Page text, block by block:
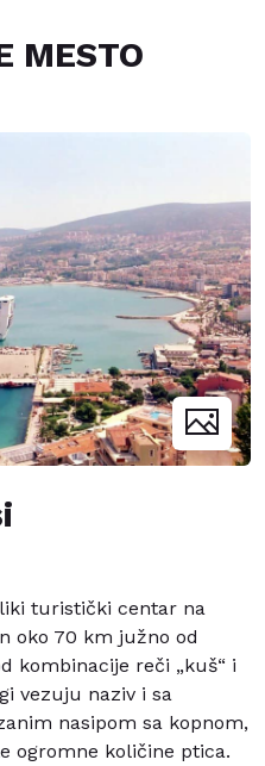
MESTO
turistički centar na
oko 70 km južno od
kombinacije reči „kuš“ i
vezuju naziv i sa
nasipom sa kopnom,
ogromne količine ptica.